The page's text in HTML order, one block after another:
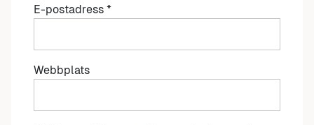
E-postadress *
Webbplats